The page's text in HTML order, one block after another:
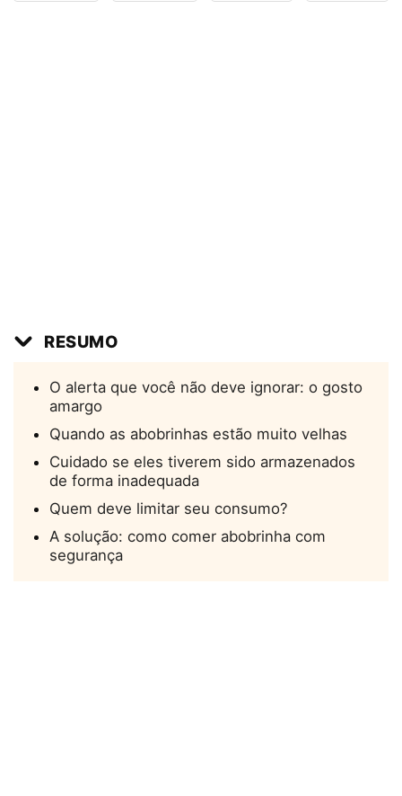
RESUMO
O alerta que você não deve ignorar: o gosto
amargo
Quando as abobrinhas estão muito velhas
Cuidado se eles tiverem sido armazenados
de forma inadequada
Quem deve limitar seu consumo?
A solução: como comer abobrinha com
segurança